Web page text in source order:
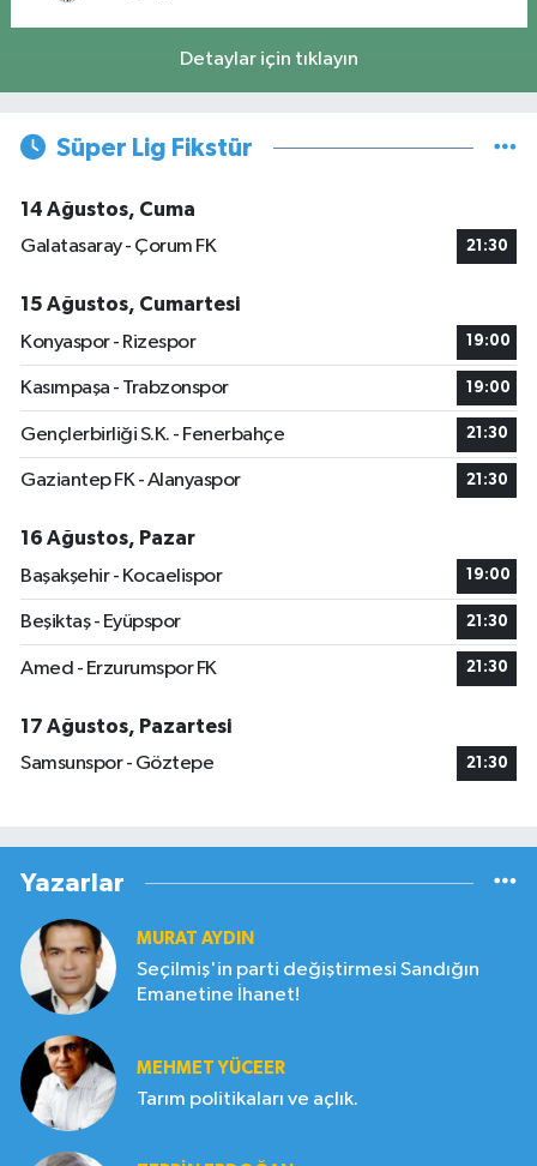
Detaylar için tıklayın
Süper Lig Fikstür
14 Ağustos, Cuma
Galatasaray - Çorum FK
21:30
15 Ağustos, Cumartesi
Konyaspor - Rizespor
19:00
Kasımpaşa - Trabzonspor 19:00
Gençlerbirliği S.K. - Fenerbahçe 21:30
Gaziantep FK - Alanyaspor 21:30
16 Ağustos, Pazar
Başakşehir - Kocaelispor
19:00
Beşiktaş - Eyüpspor 21:30
Amed - Erzurumspor FK 21:30
17 Ağustos, Pazartesi
Samsunspor - Göztepe
21:30
Yazarlar
MURAT AYDIN
Seçilmiş'in parti değiştirmesi Sandığın
Emanetine İhanet!
MEHMET YÜCEER
Tarım politikaları ve açlık.